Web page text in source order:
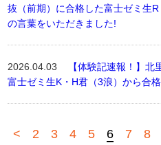
抜（前期）に合格した富士ゼミ生
の言葉をいただきました!
2026.04.03
【体験記速報！】
富士ゼミ生K・H君（3浪）から合
< 2 3 4 5 6 7 8